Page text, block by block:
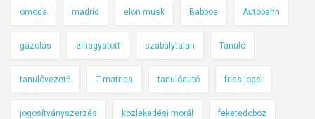
omoda madrid elon musk Babboe Autobahn
gázolás elhagyatott szabálytalan Tanuló
tanulóvezető T matrica tanulóautó friss jogsi
jogosítványszerzés közlekedési morál feketedoboz